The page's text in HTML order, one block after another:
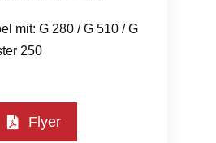
mit: G 280 / G 510 / G
250
Flyer